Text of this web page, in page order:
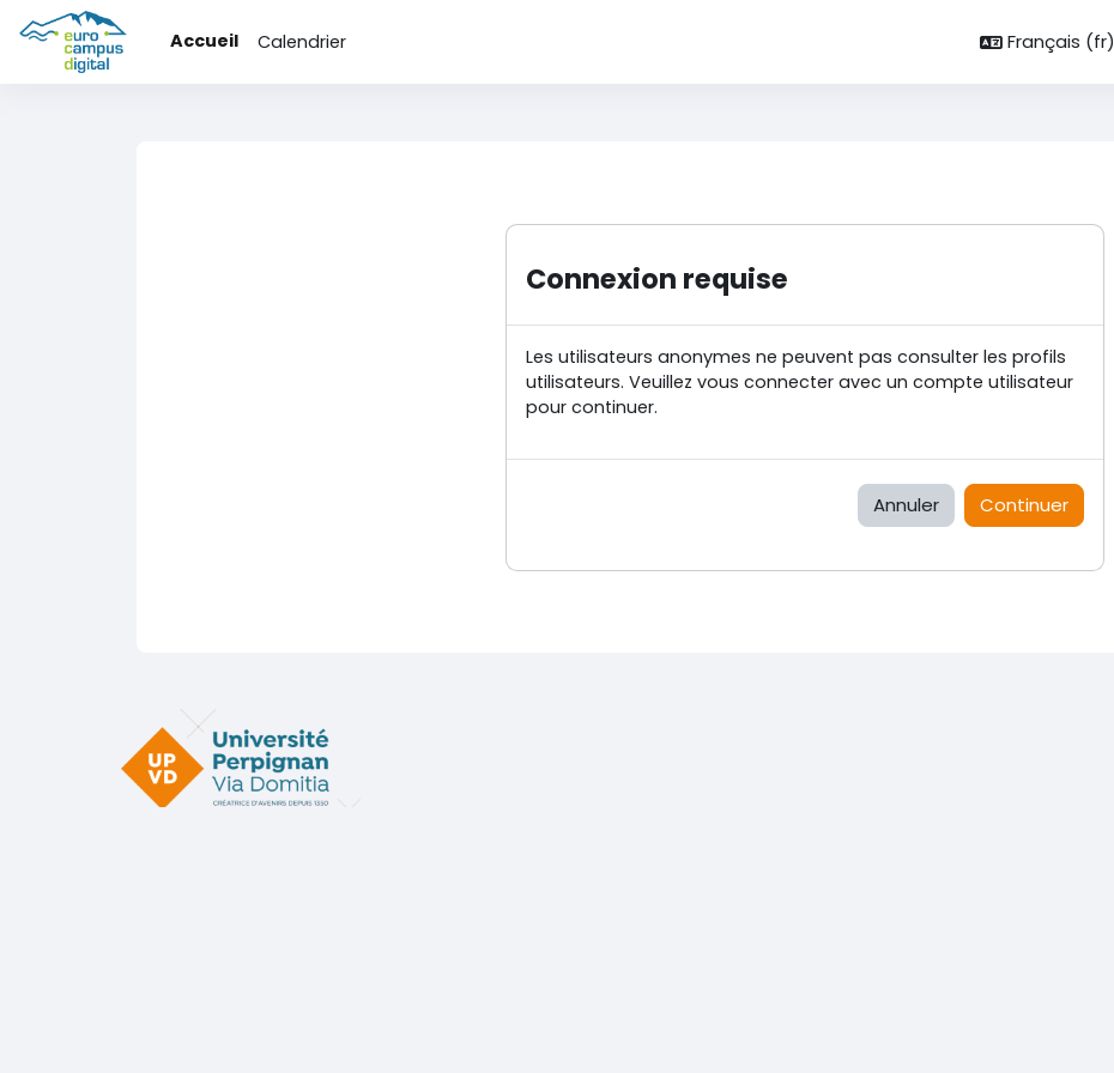
Passer au contenu principal
Accueil
Calendrier Français ‎(fr)‎
Connexion requise
Les utilisateurs anonymes ne peuvent pas consulter les profils
utilisateurs. Veuillez vous connecter avec un compte utilisateur
pour continuer.
Annuler Continuer